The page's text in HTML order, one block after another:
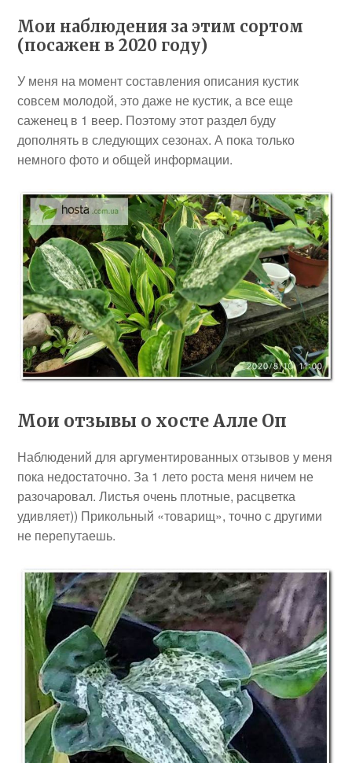
Мои наблюдения за этим сортом
(посажен в 2020 году)
У меня на момент составления описания кустик
совсем молодой, это даже не кустик, а все еще
саженец в 1 веер. Поэтому этот раздел буду
дополнять в следующих сезонах. А пока только
немного фото и общей информации.
Мои отзывы о хосте Алле Оп
Наблюдений для аргументированных отзывов у меня
пока недостаточно. За 1 лето роста меня ничем не
разочаровал. Листья очень плотные, расцветка
удивляет)) Прикольный «товарищ», точно с другими
не перепутаешь.